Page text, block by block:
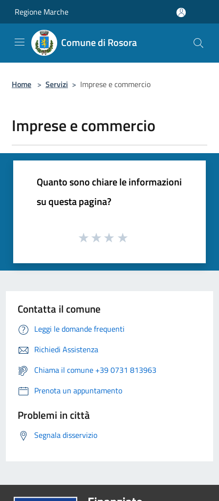
Regione Marche
Comune di Rosora
Home > Servizi > Imprese e commercio
Imprese e commercio
Quanto sono chiare le informazioni
su questa pagina?
Contatta il comune
Leggi le domande frequenti
Richiedi Assistenza
Chiama il comune +39 0731 813963
Prenota un appuntamento
Problemi in città
Segnala disservizio